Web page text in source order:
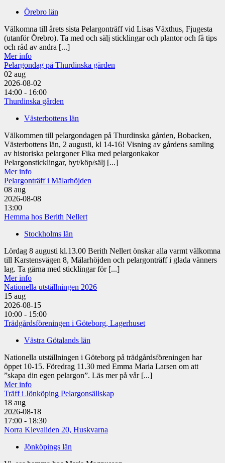
Örebro län
Välkomna till årets sista Pelargonträff vid Lisas Växthus, Fjugesta
(utanför Örebro). Ta med och sälj sticklingar och plantor och få tips
och råd av andra [...]
Mer info
Pelargondag på Thurdinska gården
02 aug
2026-08-02
14:00 - 16:00
Thurdinska gården
Västerbottens län
Välkommen till pelargondagen på Thurdinska gården, Bobacken,
Västerbottens län, 2 augusti, kl 14-16! Visning av gårdens samling
av historiska pelargoner Fika med pelargonkakor
Pelargonsticklingar, byt/köp/sälj [...]
Mer info
Pelargonträff i Mälarhöjden
08 aug
2026-08-08
13:00
Hemma hos Berith Nellert
Stockholms län
Lördag 8 augusti kl.13.00 Berith Nellert önskar alla varmt välkomna
till Karstensvägen 8, Mälarhöjden och pelargonträff i glada vänners
lag. Ta gärna med sticklingar för [...]
Mer info
Nationella utställningen 2026
15 aug
2026-08-15
10:00 - 15:00
Trädgårdsföreningen i Göteborg, Lagerhuset
Västra Götalands län
Nationella utställningen i Göteborg på trädgårdsföreningen har
öppet 10-15. Föredrag 11.30 med Emma Maria Larsen om att
”skapa din egen pelargon”. Läs mer på vår [...]
Mer info
Träff i Jönköping Pelargonsällskap
18 aug
2026-08-18
17:00 - 18:30
Norra Klevaliden 20, Huskvarna
Jönköpings län